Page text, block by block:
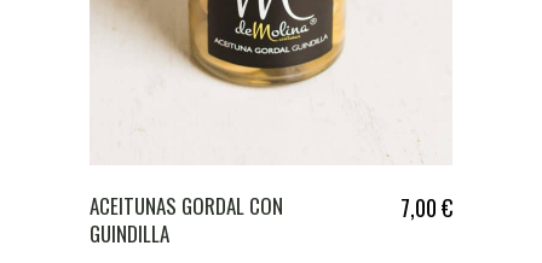
ACEITUNAS GORDAL CON
GUINDILLA
7,00€